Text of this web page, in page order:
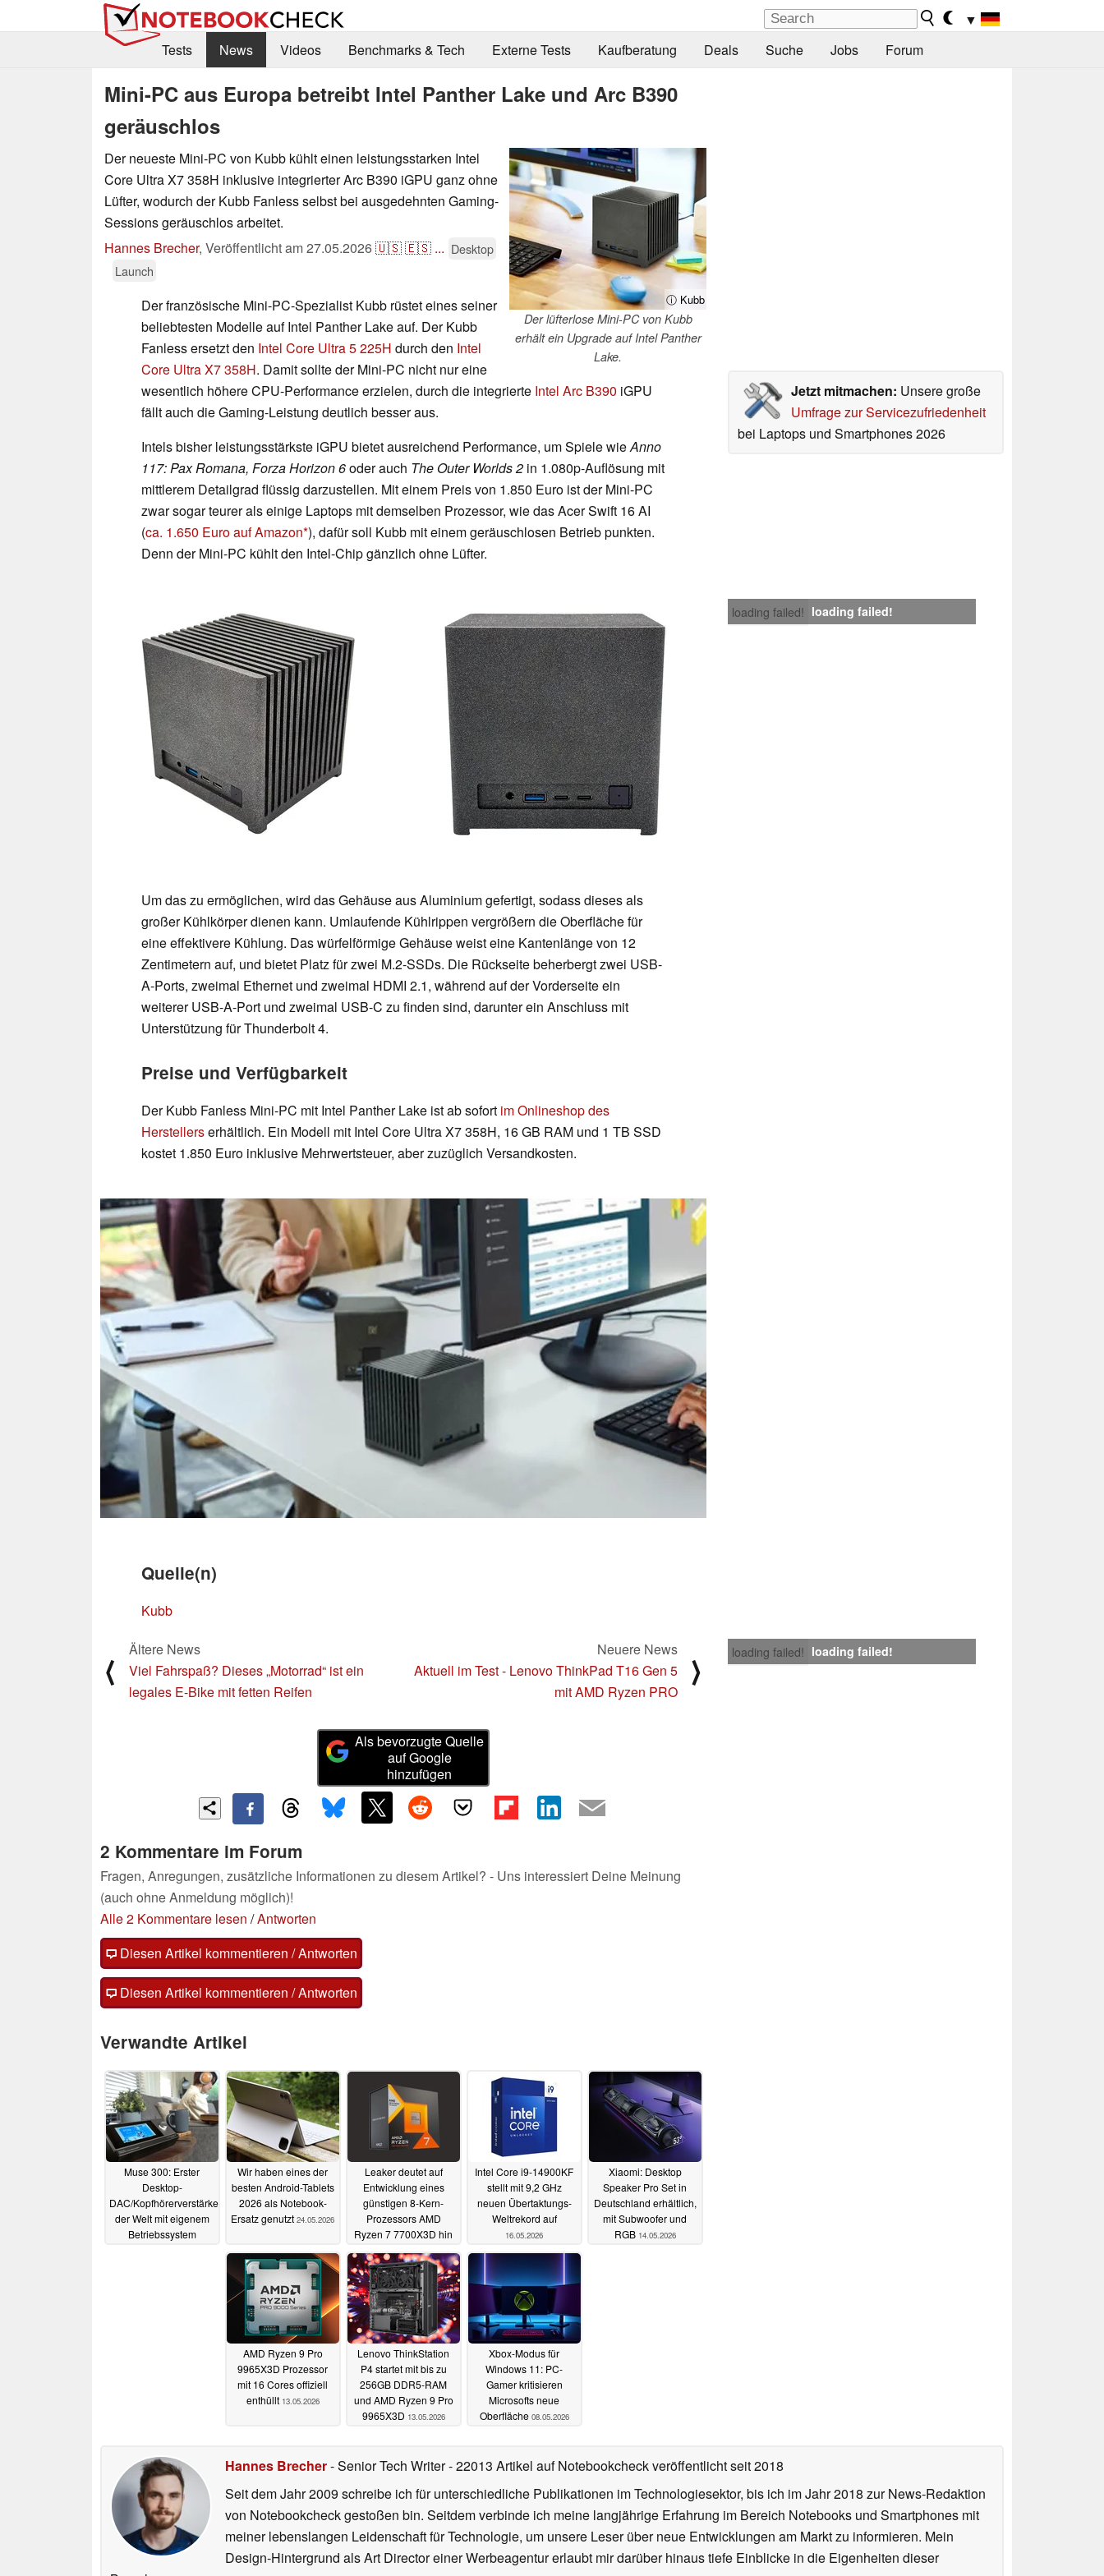
▼
Tests
News Videos Benchmarks & Tech Externe Tests Kaufberatung Deals Suche Jobs Forum
Mini-PC aus Europa betreibt Intel Panther Lake und Arc B390
geräuschlos
ⓘ Kubb
Der lüfterlose Mini-PC von Kubb
erhält ein Upgrade auf Intel Panther
Lake.
Der neueste Mini-PC von Kubb kühlt einen leistungsstarken Intel
Core Ultra X7 358H inklusive integrierter Arc B390 iGPU ganz ohne
Lüfter, wodurch der Kubb Fanless selbst bei ausgedehnten Gaming-
Sessions geräuschlos arbeitet.
Hannes Brecher, Veröffentlicht am27.05.2026🇺🇸🇪🇸 ... Desktop
Launch
Jetzt mitmachen: Unsere große
Umfrage zur Servicezufriedenheit
bei Laptops und Smartphones 2026
Der französische Mini-PC-Spezialist Kubb rüstet eines seiner
beliebtesten Modelle auf Intel Panther Lake auf. Der Kubb
Fanless ersetzt den Intel Core Ultra 5 225H durch den Intel
Core Ultra X7 358H. Damit sollte der Mini-PC nicht nur eine
wesentlich höhere CPU-Performance erzielen, durch die integrierte Intel Arc B390 iGPU
fällt auch die Gaming-Leistung deutlich besser aus.
Intels bisher leistungsstärkste iGPU bietet ausreichend Performance, um Spiele wieAnno
117: Pax Romana, Forza Horizon 6oder auch The Outer Worlds 2 in 1.080p-Auflösung mit
mittlerem Detailgrad flüssig darzustellen. Mit einem Preis von 1.850 Euro ist der Mini-PC
zwar sogar teurer als einige Laptops mit demselben Prozessor, wie das Acer Swift 16 AI
(ca. 1.650 Euro auf Amazon ), dafür soll Kubb mit einem geräuschlosen Betrieb punkten.
Denn der Mini-PC kühlt den Intel-Chip gänzlich ohne Lüfter.
loading failed! loading failed!
Um das zu ermöglichen, wird das Gehäuse aus Aluminium gefertigt, sodass dieses als
großer Kühlkörper dienen kann. Umlaufende Kühlrippen vergrößern die Oberfläche für
eine effektivere Kühlung. Das würfelförmige Gehäuse weist eine Kantenlänge von 12
Zentimetern auf, und bietet Platz für zwei M.2-SSDs. Die Rückseite beherbergt zwei USB-
A-Ports, zweimal Ethernet und zweimal HDMI 2.1, während auf der Vorderseite ein
weiterer USB-A-Port und zweimal USB-C zu finden sind, darunter ein Anschluss mit
Unterstützung für Thunderbolt 4.
Preise und Verfügbarkeit
Der Kubb Fanless Mini-PC mit Intel Panther Lake ist ab sofort im Onlineshop des
Herstellerserhältlich. Ein Modell mit Intel Core Ultra X7 358H, 16 GB RAM und 1 TB SSD
kostet 1.850 Euro inklusive Mehrwertsteuer, aber zuzüglich Versandkosten.
Quelle(n)
Kubb
loading failed! loading failed!
⟨
Ältere News
Viel Fahrspaß? Dieses „Motorrad“ ist ein
legales E-Bike mit fetten Reifen
Neuere News
Aktuell im Test - Lenovo ThinkPad T16 Gen 5
mit AMD Ryzen PRO
⟩
Als bevorzugte Quelle
auf Google
hinzufügen
2 Kommentare im Forum
Fragen, Anregungen, zusätzliche Informationen zu diesem Artikel? - Uns interessiert Deine Meinung
(auch ohne Anmeldung möglich)!
Alle 2 Kommentare lesen /Antworten
Diesen Artikel kommentieren / Antworten
Diesen Artikel kommentieren / Antworten
Verwandte Artikel
Muse 300: Erster
Desktop-
DAC/Kopfhörerverstärker
der Welt mit eigenem
Betriebssystem
Wir haben eines der
besten Android-Tablets
2026 als Notebook-
Ersatz genutzt 24.05.2026
Leaker deutet auf
Entwicklung eines
günstigen 8-Kern-
Prozessors AMD
Ryzen 7 7700X3D hin
22.05.2026
Intel Core i9-14900KF
stellt mit 9,2 GHz
neuen Übertaktungs-
Weltrekord auf
16.05.2026
Xiaomi: Desktop
Speaker Pro Set in
Deutschland erhältlich,
mit Subwoofer und
RGB 14.05.2026
AMD Ryzen 9 Pro
9965X3D Prozessor
mit 16 Cores offiziell
enthüllt 13.05.2026
Lenovo ThinkStation
P4 startet mit bis zu
256GB DDR5-RAM
und AMD Ryzen 9 Pro
9965X3D 13.05.2026
Xbox-Modus für
Windows 11: PC-
Gamer kritisieren
Microsofts neue
Oberfläche 08.05.2026
Hannes Brecher- Senior Tech Writer- 22013 Artikel auf Notebookcheck veröffentlichtseit 2018
Seit dem Jahr 2009 schreibe ich für unterschiedliche Publikationen im Technologiesektor, bis ich im Jahr 2018 zur News-Redaktion
von Notebookcheck gestoßen bin. Seitdem verbinde ich meine langjährige Erfahrung im Bereich Notebooks und Smartphones mit
meiner lebenslangen Leidenschaft für Technologie, um unsere Leser über neue Entwicklungen am Markt zu informieren. Mein
Design-Hintergrund als Art Director einer Werbeagentur erlaubt mir darüber hinaus tiefe Einblicke in die Eigenheiten dieser